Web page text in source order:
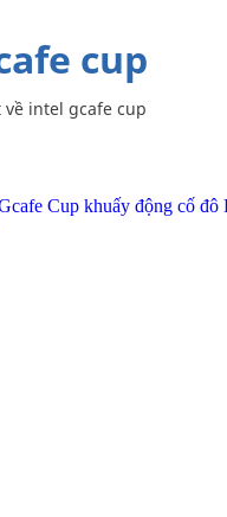
cup
về intel gcafe cup